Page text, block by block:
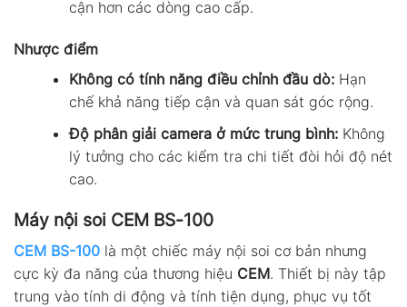
cận hơn các dòng cao cấp.
Nhược điểm
Không có tính năng điều chỉnh đầu dò:Hạn
chế khả năng tiếp cận và quan sát góc rộng.
Độ phân giải camera ở mức trung bình:Không
lý tưởng cho các kiểm tra chi tiết đòi hỏi độ nét
cao.
Máy nội soi CEM BS-100
CEM BS-100 là một chiếc máy nội soi cơ bản nhưng
cực kỳ đa năng của thương hiệu CEM. Thiết bị này tập
trung vào tính di động và tính tiện dụng, phục vụ tốt